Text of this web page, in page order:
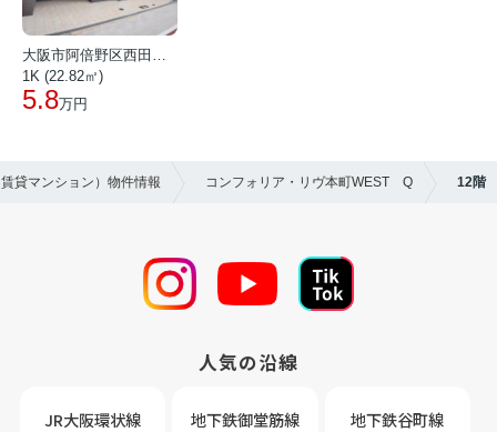
大阪市阿倍野区西田辺町１丁目
1K (22.82㎡)
5.8万円
貸マンション）物件情報 コンフォリア・リヴ本町WEST Q 12階
人気の沿線
JR大阪環状線 地下鉄御堂筋線 地下鉄谷町線